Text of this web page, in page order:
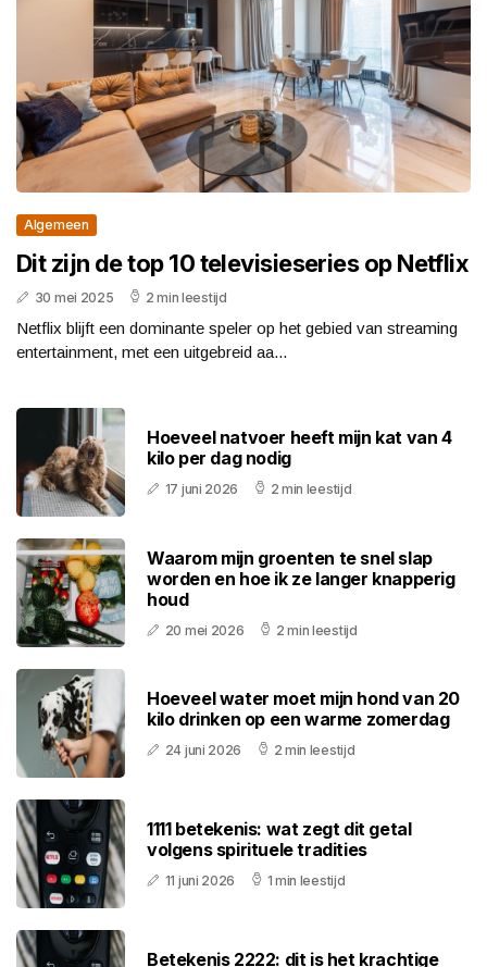
Algemeen
Dit zijn de top 10 televisieseries op Netflix
30 mei 2025 2 min leestijd
Netflix blijft een dominante speler op het gebied van streaming
entertainment, met een uitgebreid aa...
Hoeveel natvoer heeft mijn kat van 4
kilo per dag nodig
17 juni 2026 2 min leestijd
Waarom mijn groenten te snel slap
worden en hoe ik ze langer knapperig
houd
20 mei 2026 2 min leestijd
Hoeveel water moet mijn hond van 20
kilo drinken op een warme zomerdag
24 juni 2026 2 min leestijd
1111 betekenis: wat zegt dit getal
volgens spirituele tradities
11 juni 2026 1 min leestijd
Betekenis 2222: dit is het krachtige